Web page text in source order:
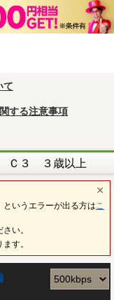
て
する注意事項
Ｃ３ ３歳以上
というエラーが出る方は こ
い。
す。